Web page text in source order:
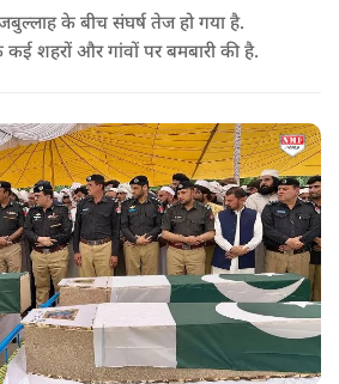
के बीच संघर्ष तेज हो गया है.
शहरों और गांवों पर बमबारी की है.